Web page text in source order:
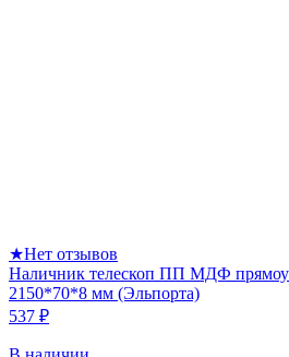
★Нет отзывов
Наличник телескоп ПП МДФ
2150*70*8 мм (Эльпорта)
537 ₽